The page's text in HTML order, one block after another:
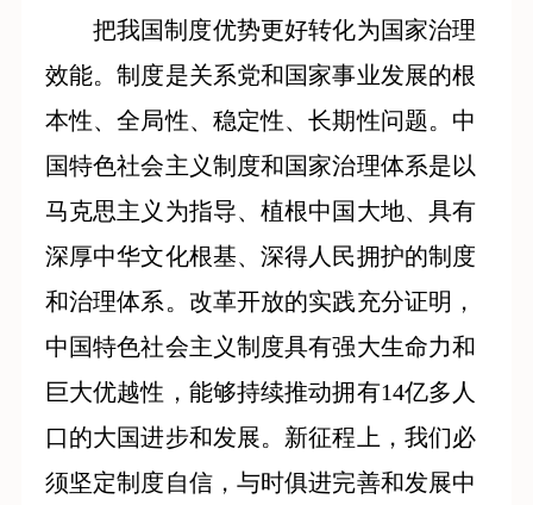
把我国制度优势更好转化为国家治理
效能。制度是关系党和国家事业发展的根
本性、全局性、稳定性、长期性问题。中
国特色社会主义制度和国家治理体系是以
马克思主义为指导、植根中国大地、具有
深厚中华文化根基、深得人民拥护的制度
和治理体系。改革开放的实践充分证明，
中国特色社会主义制度具有强大生命力和
巨大优越性，能够持续推动拥有14亿多人
口的大国进步和发展。新征程上，我们必
须坚定制度自信，与时俱进完善和发展中